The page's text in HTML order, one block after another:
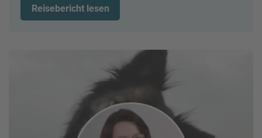
Reisebericht lesen